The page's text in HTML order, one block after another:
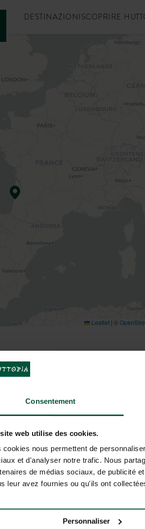
Consentement
web utilise des cookies.
cookies nous permettent de
et d'analyser notre trafic. Nous
de médias sociaux, de publicité
leur avez fournies ou qu'ils ont
Personnaliser
DESTINAZIONISCOPRIRE
Leaflet | ©
ARRIVARE AL
poi seguire la direzione
→